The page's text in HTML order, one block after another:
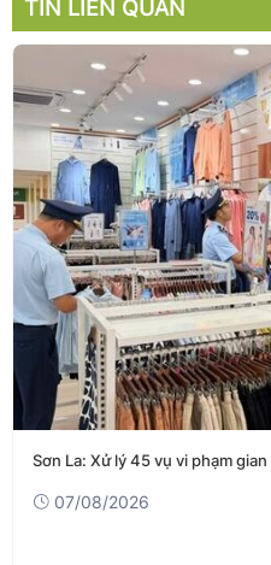
TIN LIÊN QUAN
Sơn La: Xử lý 45 vụ vi phạm
07/08/2026